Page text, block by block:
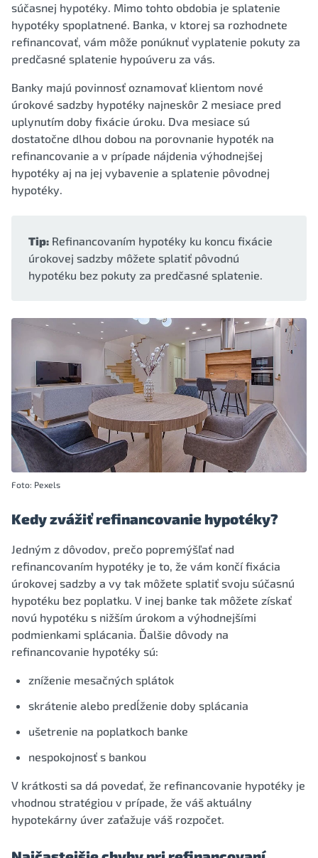
súčasnej hypotéky. Mimo tohto obdobia je splatenie
hypotéky spoplatnené. Banka, v ktorej sa rozhodnete
refinancovať, vám môže ponúknuť vyplatenie pokuty za
predčasné splatenie hypoúveru za vás.
Banky majú povinnosť oznamovať klientom nové
úrokové sadzby hypotéky najneskôr 2 mesiace pred
uplynutím doby fixácie úroku. Dva mesiace sú
dostatočne dlhou dobou na porovnanie hypoték na
refinancovanie a v prípade nájdenia výhodnejšej
hypotéky aj na jej vybavenie a splatenie pôvodnej
hypotéky.
Tip: Refinancovaním hypotéky ku koncu fixácie
úrokovej sadzby môžete splatiť pôvodnú
hypotéku bez pokuty za predčasné splatenie.
Foto: Pexels
Kedy zvážiť refinancovanie hypotéky?
Jedným z dôvodov, prečo popremýšľať nad
refinancovaním hypotéky je to, že vám končí fixácia
úrokovej sadzby a vy tak môžete splatiť svoju súčasnú
hypotéku bez poplatku. V inej banke tak môžete získať
novú hypotéku s nižším úrokom a výhodnejšími
podmienkami splácania. Ďalšie dôvody na
refinancovanie hypotéky sú:
zníženie mesačných splátok
skrátenie alebo predĺženie doby splácania
ušetrenie na poplatkoch banke
nespokojnosť s bankou
V krátkosti sa dá povedať, že refinancovanie hypotéky je
vhodnou stratégiou v prípade, že váš aktuálny
hypotekárny úver zaťažuje váš rozpočet.